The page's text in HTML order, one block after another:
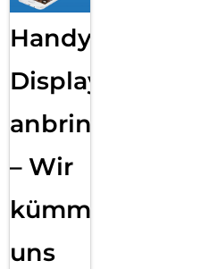
Handy
Displayfolie
anbringen
– Wir
kümmern
uns